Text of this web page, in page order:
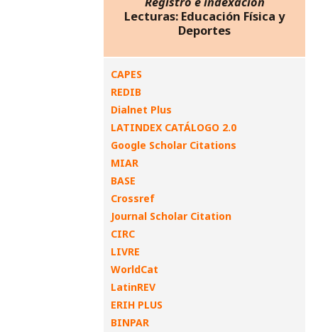
Lecturas: Educación Física y
Deportes
CAPES
REDIB
Dialnet Plus
LATINDEX CATÁLOGO 2.0
Google Scholar Citations
MIAR
BASE
Crossref
Journal Scholar Citation
CIRC
LIVRE
WorldCat
LatinREV
ERIH PLUS
BINPAR